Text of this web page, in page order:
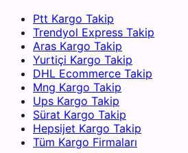
Ptt Kargo Takip
Trendyol Express Takip
Aras Kargo Takip
Yurtiçi Kargo Takip
DHL Ecommerce Takip
Mng Kargo Takip
Ups Kargo Takip
Sürat Kargo Takip
Hepsijet Kargo Takip
Tüm Kargo Firmaları